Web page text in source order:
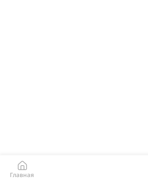
Главная